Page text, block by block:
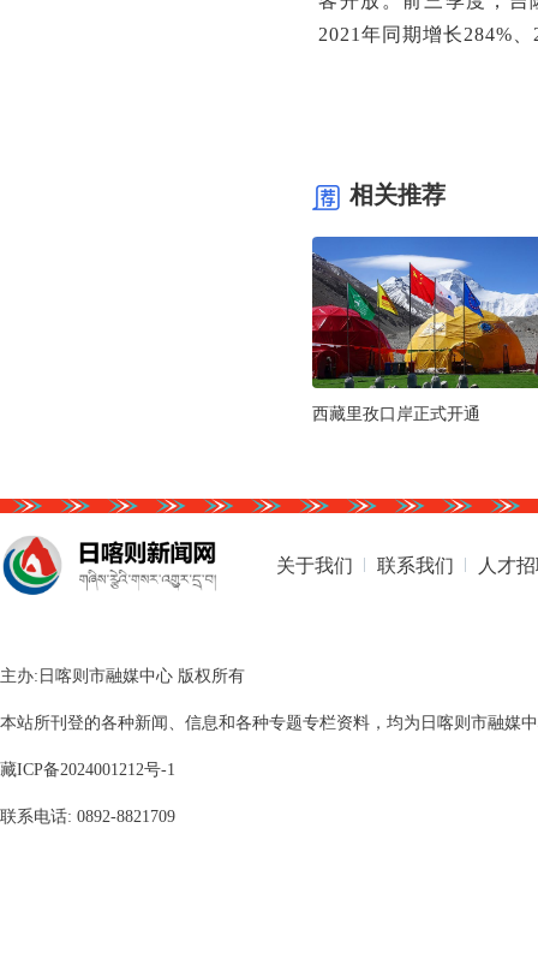
2021年同期增长284%、
相关推荐
西藏里孜口岸正式开通
关于我们 联系我们 人才
主办:日喀则市融媒中心 版权所有
本站所刊登的各种新闻、信息和各种专题专栏资料，均为日喀则市融媒
藏ICP备2024001212号-1
联系电话: 0892-8821709